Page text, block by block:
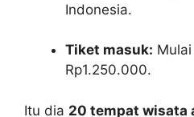
Indonesia.
Tiket masuk:
Rp1.250.000.
Itu dia 20 tempat wisata